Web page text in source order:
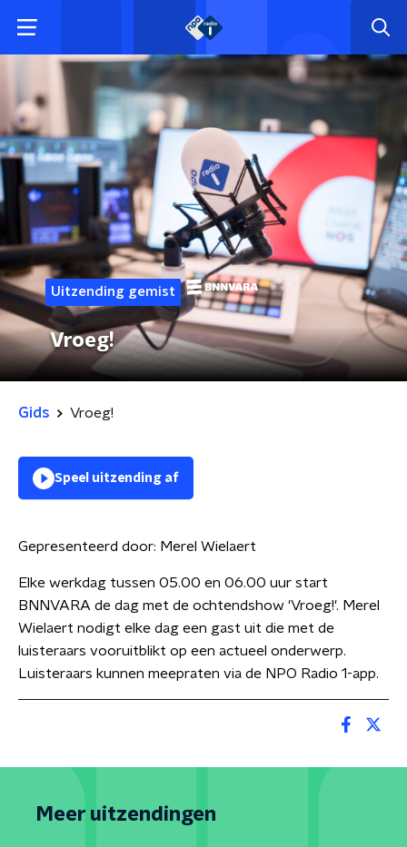
Uitzending gemist
Vroeg!
Gids Vroeg!
Speel uitzending af
Gepresenteerd door: Merel Wielaert
Elke werkdag tussen 05.00 en 06.00 uur start
BNNVARA de dag met de ochtendshow 'Vroeg!'. Merel
Wielaert nodigt elke dag een gast uit die met de
luisteraars vooruitblikt op een actueel onderwerp.
Luisteraars kunnen meepraten via de NPO Radio 1-app.
Meer uitzendingen